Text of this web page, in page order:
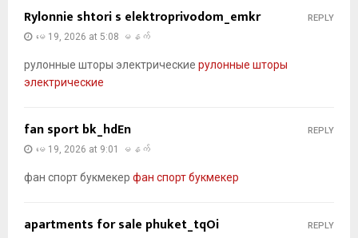
Rylonnie shtori s elektroprivodom_emkr
မေ 19, 2026 at 5:08 မနက်
рулонные шторы электрические рулонные шторы
электрические
REPLY
fan sport bk_hdEn
မေ 19, 2026 at 9:01 မနက်
фан спорт букмекер фан спорт букмекер
REPLY
apartments for sale phuket_tqOi REPLY